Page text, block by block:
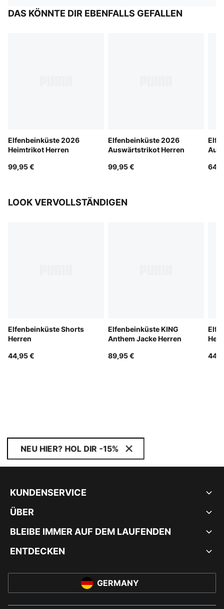
DAS KÖNNTE DIR EBENFALLS GEFALLEN
Elfenbeinküste 2026
Heimtrikot Herren
99,95 €
Elfenbeinküste 2026
Auswärtstrikot Herren
99,95 €
LOOK VERVOLLSTÄNDIGEN
Elfenbeinküste Shorts
Herren
44,95 €
Elfenbeinküste KING
Anthem Jacke Herren
89,95 €
NEU HIER? HOL DIR -15%
KUNDENSERVICE
ÜBER
BLEIBE IMMER AUF DEM LAUFENDEN
ENTDECKEN
GERMANY